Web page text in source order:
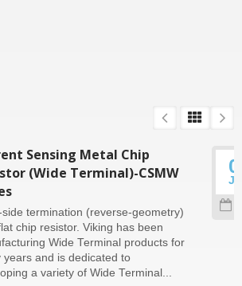
Sensing Metal Chip
(Wide Terminal)-CSMW
side termination (reverse-geometry)
chip resistor. Viking has been
Wide Terminal products for
years and is dedicated to
a variety of Wide Terminal...